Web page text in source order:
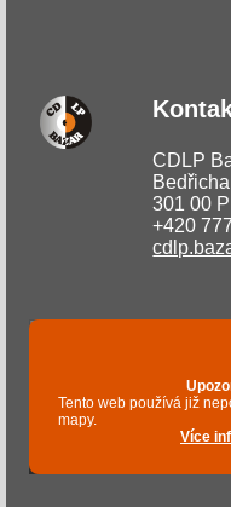
CDLP
301 00
+420